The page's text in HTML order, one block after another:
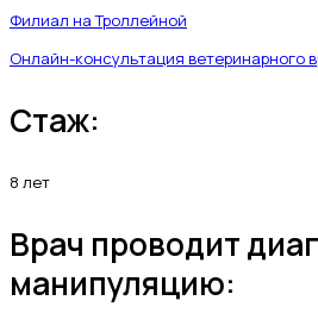
Филиал на Троллейной
Онлайн-консультация ветеринарного
Стаж:
8 лет
Врач проводит
манипуляцию: